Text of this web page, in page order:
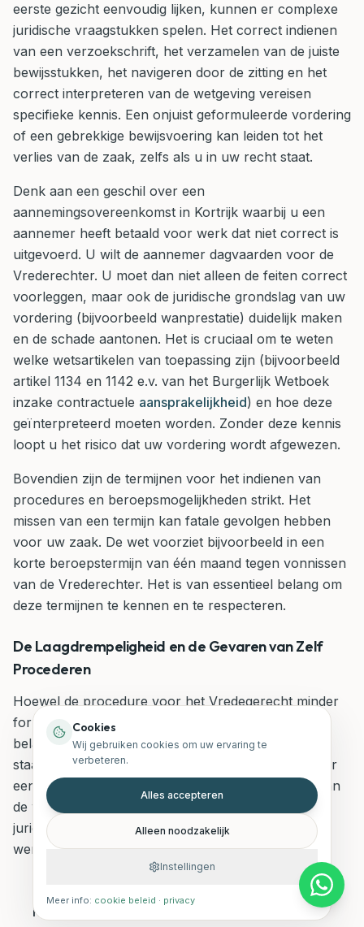
eerste gezicht eenvoudig lijken, kunnen er complexe
juridische vraagstukken spelen. Het correct indienen
van een verzoekschrift, het verzamelen van de juiste
bewijsstukken, het navigeren door de zitting en het
correct interpreteren van de wetgeving vereisen
specifieke kennis. Een onjuist geformuleerde vordering
of een gebrekkige bewijsvoering kan leiden tot het
verlies van de zaak, zelfs als u in uw recht staat.
Denk aan een geschil over een
aannemingsovereenkomst in Kortrijk waarbij u een
aannemer heeft betaald voor werk dat niet correct is
uitgevoerd. U wilt de aannemer dagvaarden voor de
Vrederechter. U moet dan niet alleen de feiten correct
voorleggen, maar ook de juridische grondslag van uw
vordering (bijvoorbeeld wanprestatie) duidelijk maken
en de schade aantonen. Het is cruciaal om te weten
welke wetsartikelen van toepassing zijn (bijvoorbeeld
artikel 1134 en 1142 e.v. van het Burgerlijk Wetboek
inzake contractuele aansprakelijkheid) en hoe deze
geïnterpreteerd moeten worden. Zonder deze kennis
loopt u het risico dat uw vordering wordt afgewezen.
Bovendien zijn de termijnen voor het indienen van
procedures en beroepsmogelijkheden strikt. Het
missen van een termijn kan fatale gevolgen hebben
voor uw zaak. De wet voorziet bijvoorbeeld in een
korte beroepstermijn van één maand tegen vonnissen
van de Vrederechter. Het is van essentieel belang om
deze termijnen te kennen en te respecteren.
De Laagdrempeligheid en de Gevaren van Zelf
Procederen
Hoewel de procedure voor het Vredegerecht minder
formeel is dan voor andere rechtbanken, is het
belangrijk te beseffen dat "laagdrempelig" niet gelijk
staat aan "eenvoudig". De Vrederechter is weliswaar
een nabijheidsrechter, maar hij of zij is gebonden aan
de wet en de procedurele regels. Zonder de juiste
juridische kennis kunt u zich snel in de problemen
werken:
De rechtbanktaal
kan voor een leek onbegrijpelijk zijn, wat de
Cookies
Wij gebruiken cookies om uw ervaring te
verbeteren.
Alles accepteren
Alleen noodzakelijk
Instellingen
Meer info: cookie beleid · privacy